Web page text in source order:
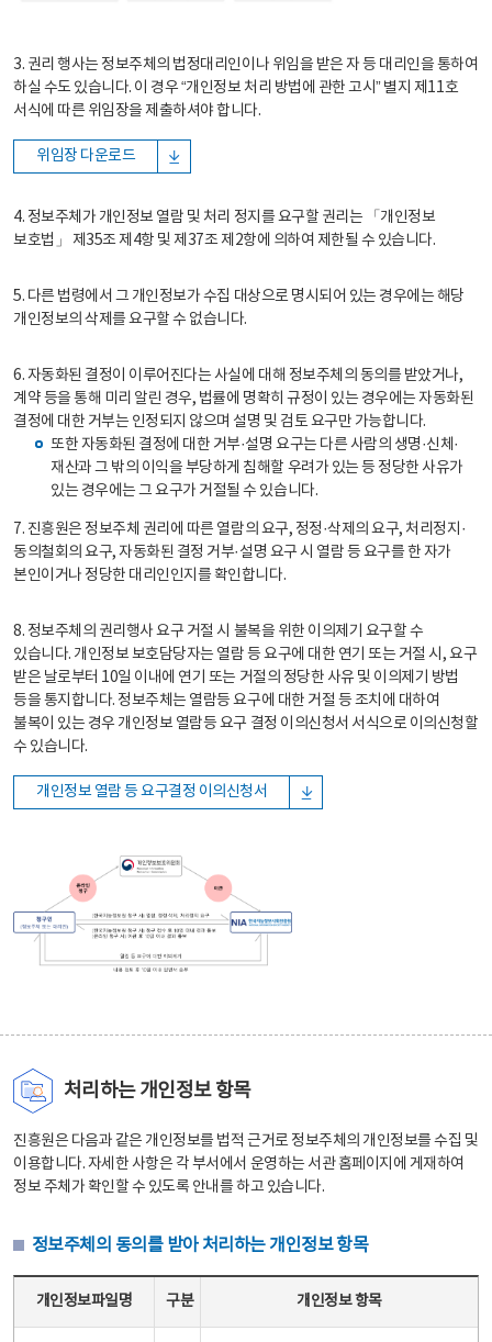
3. 권리 행사는 정보주체의 법정대리인이나 위임을 받은 자 등 대리인을 통하여
하실 수도 있습니다. 이 경우 “개인정보 처리 방법에 관한 고시” 별지 제11호
서식에 따른 위임장을 제출하셔야 합니다.
위임장 다운로드
4. 정보주체가 개인정보 열람 및 처리 정지를 요구할 권리는 「개인정보
보호법」 제35조 제4항 및 제37조 제2항에 의하여 제한될 수 있습니다.
5. 다른 법령에서 그 개인정보가 수집 대상으로 명시되어 있는 경우에는 해당
개인정보의 삭제를 요구할 수 없습니다.
6. 자동화된 결정이 이루어진다는 사실에 대해 정보주체의 동의를 받았거나,
계약 등을 통해 미리 알린 경우, 법률에 명확히 규정이 있는 경우에는 자동화된
결정에 대한 거부는 인정되지 않으며 설명 및 검토 요구만 가능합니다.
또한 자동화된 결정에 대한 거부·설명 요구는 다른 사람의 생명·신체·
재산과 그 밖의 이익을 부당하게 침해할 우려가 있는 등 정당한 사유가
있는 경우에는 그 요구가 거절될 수 있습니다.
7. 진흥원은 정보주체 권리에 따른 열람의 요구, 정정·삭제의 요구, 처리정지·
동의철회의 요구, 자동화된 결정 거부·설명 요구 시 열람 등 요구를 한 자가
본인이거나 정당한 대리인인지를 확인합니다.
8. 정보주체의 권리행사 요구 거절 시 불복을 위한 이의제기 요구할 수
있습니다. 개인정보 보호담당자는 열람 등 요구에 대한 연기 또는 거절 시, 요구
받은 날로부터 10일 이내에 연기 또는 거절의 정당한 사유 및 이의제기 방법
등을 통지합니다. 정보주체는 열람등 요구에 대한 거절 등 조치에 대하여
불복이 있는 경우 개인정보 열람등 요구 결정 이의신청서 서식으로 이의신청할
수 있습니다.
개인정보 열람 등 요구결정 이의신청서
처리하는 개인정보 항목
진흥원은 다음과 같은 개인정보를 법적 근거로 정보주체의 개인정보를 수집 및
이용합니다. 자세한 사항은 각 부서에서 운영하는 서관 홈페이지에 게재하여
정보 주체가 확인할 수 있도록 안내를 하고 있습니다.
정보주체의 동의를 받아 처리하는 개인정보 항목
개인정보파일명 구분 개인정보 항목